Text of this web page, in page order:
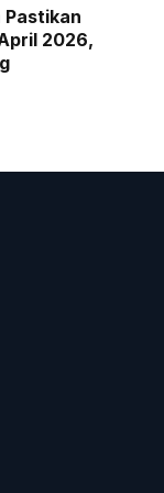
Pastikan
2026,